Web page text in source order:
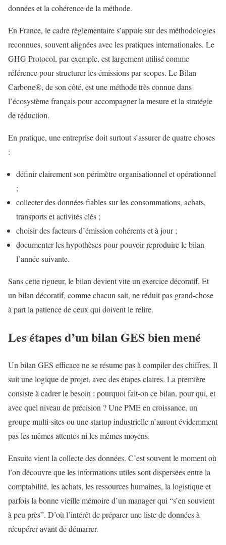
données et la cohérence de la méthode.
En France, le cadre réglementaire s’appuie sur des méthodologies
reconnues, souvent alignées avec les pratiques internationales. Le
GHG Protocol, par exemple, est largement utilisé comme
référence pour structurer les émissions par scopes. Le Bilan
Carbone®, de son côté, est une méthode très connue dans
l’écosystème français pour accompagner la mesure et la stratégie
de réduction.
En pratique, une entreprise doit surtout s’assurer de quatre choses
:
définir clairement son périmètre organisationnel et opérationnel
;
collecter des données fiables sur les consommations, achats,
transports et activités clés ;
choisir des facteurs d’émission cohérents et à jour ;
documenter les hypothèses pour pouvoir reproduire le bilan
l’année suivante.
Sans cette rigueur, le bilan devient vite un exercice décoratif. Et
un bilan décoratif, comme chacun sait, ne réduit pas grand-chose
à part la patience de ceux qui doivent le relire.
Les étapes d’un bilan GES bien mené
Un bilan GES efficace ne se résume pas à compiler des chiffres. Il
suit une logique de projet, avec des étapes claires. La première
consiste à cadrer le besoin : pourquoi fait-on ce bilan, pour qui, et
avec quel niveau de précision ? Une PME en croissance, un
groupe multi-sites ou une startup industrielle n’auront évidemment
pas les mêmes attentes ni les mêmes moyens.
Ensuite vient la collecte des données. C’est souvent le moment où
l’on découvre que les informations utiles sont dispersées entre la
comptabilité, les achats, les ressources humaines, la logistique et
parfois la bonne vieille mémoire d’un manager qui “s’en souvient
à peu près”. D’où l’intérêt de préparer une liste de données à
récupérer avant de démarrer.